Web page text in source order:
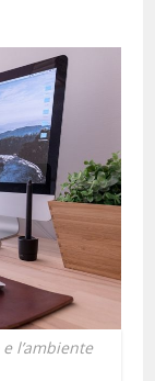
l’ambiente